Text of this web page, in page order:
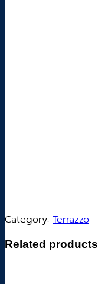
Category: Terrazzo
Related products